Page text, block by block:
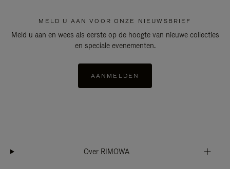
MELD U AAN VOOR ONZE NIEUWSBRIEF
Meld u aan en wees als eerste op de hoogte van nieuwe collecties
en speciale evenementen.
AANMELDEN
Over RIMOWA